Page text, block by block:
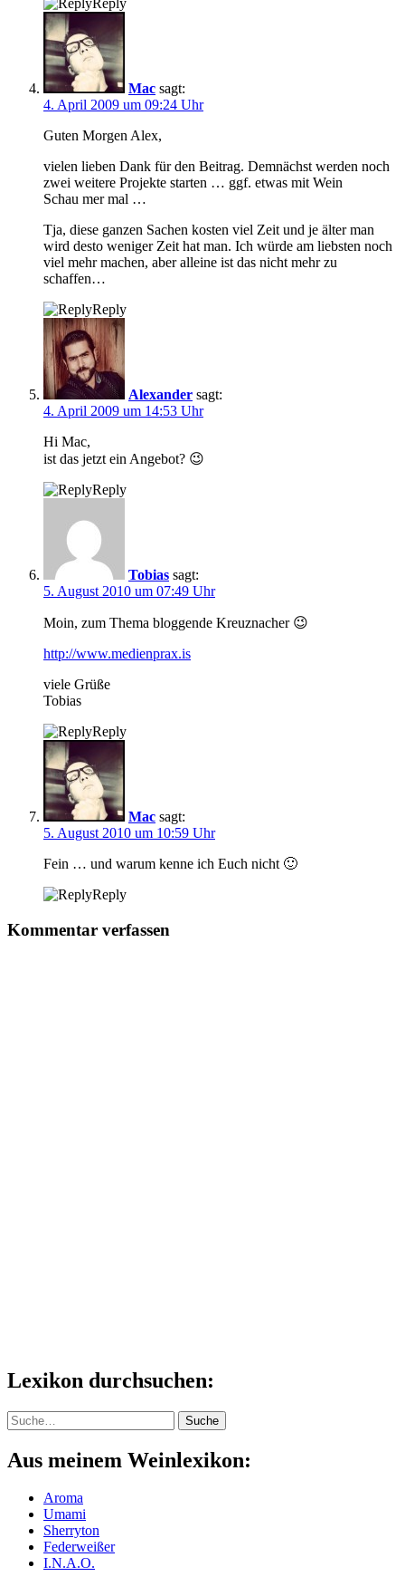
Reply
Mac sagt:
4. April 2009 um 09:24 Uhr
Guten Morgen Alex,
vielen lieben Dank für den Beitrag. Demnächst werden noch
zwei weitere Projekte starten … ggf. etwas mit Wein
Schau mer mal …
Tja, diese ganzen Sachen kosten viel Zeit und je älter man
wird desto weniger Zeit hat man. Ich würde am liebsten noch
viel mehr machen, aber alleine ist das nicht mehr zu
schaffen…
Reply
Alexander sagt:
4. April 2009 um 14:53 Uhr
Hi Mac,
ist das jetzt ein Angebot? 😉
Reply
Tobias sagt:
5. August 2010 um 07:49 Uhr
Moin, zum Thema bloggende Kreuznacher 😉
http://www.medienprax.is
viele Grüße
Tobias
Reply
Mac sagt:
5. August 2010 um 10:59 Uhr
Fein … und warum kenne ich Euch nicht 🙂
Reply
Kommentar verfassen
Lexikon durchsuchen:
Suche Suche
Aus meinem Weinlexikon:
Aroma
Umami
Sherryton
Federweißer
I.N.A.O.